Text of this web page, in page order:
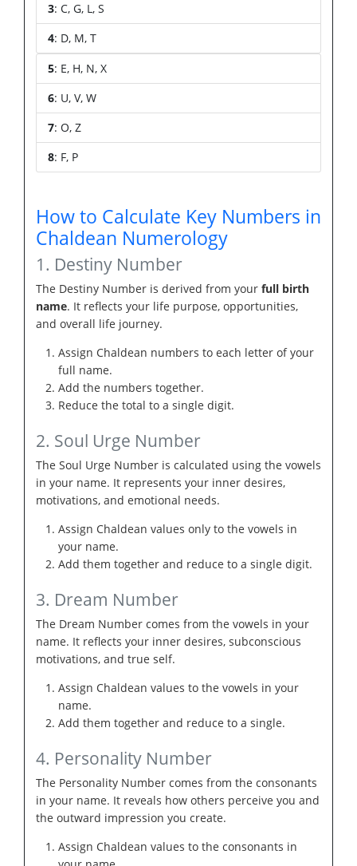
3: C, G, L, S
4: D, M, T
5: E, H, N, X
6: U, V, W
7: O, Z
8: F, P
How to Calculate Key Numbers in
Chaldean Numerology
1. Destiny Number
The Destiny Number is derived from your full birth
name. It reflects your life purpose, opportunities,
and overall life journey.
Assign Chaldean numbers to each letter of your
full name.
Add the numbers together.
Reduce the total to a single digit.
2. Soul Urge Number
The Soul Urge Number is calculated using the vowels
in your name. It represents your inner desires,
motivations, and emotional needs.
Assign Chaldean values only to the vowels in
your name.
Add them together and reduce to a single digit.
3. Dream Number
The Dream Number comes from the vowels in your
name. It reflects your inner desires, subconscious
motivations, and true self.
Assign Chaldean values to the vowels in your
name.
Add them together and reduce to a single.
4. Personality Number
The Personality Number comes from the consonants
in your name. It reveals how others perceive you and
the outward impression you create.
Assign Chaldean values to the consonants in